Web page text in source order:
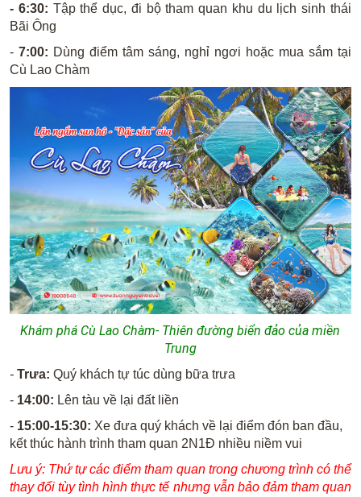
- 6:30: Tập thể dục, đi bộ tham quan khu du lịch sinh thái
Bãi Ông
-7:00: Dùng điểm tâm sáng, nghỉ ngơi hoặc mua sắm tại
Cù Lao Chàm
Khám phá Cù Lao Chàm- Thiên đường biển đảo của miền
Trung
- Trưa:Quý khách tự túc dùng bữa trưa
- 14:00: Lên tàu về lại đất liền
- 15:00-15:30: Xe đưa quý khách về lại điểm đón ban đầu,
kết thúc hành trình tham quan 2N1Đ nhiều niềm vui
Lưu ý: Thứ tự các điểm tham quan trong chương trình có thể
thay đổi tùy tình hình thực tế nhưng vẫn bảo đảm tham quan